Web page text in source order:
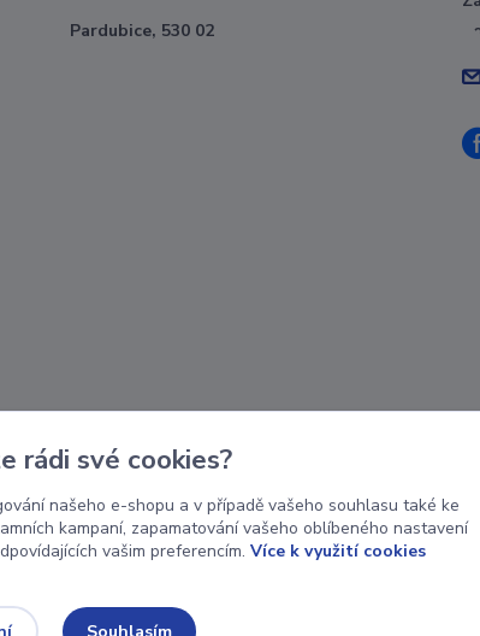
Pardubice, 530 02
rádi své cookies?
našeho e-shopu a v případě vašeho souhlasu také ke
kampaní, zapamatování vašeho oblíbeného nastavení
vašim preferencím. Více k využití cookies
Souhlasím